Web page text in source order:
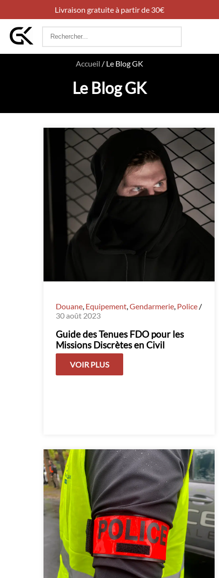
Livraison gratuite à partir de 30€
Rechercher
Accueil / Le Blog GK
Le Blog GK
Douane Equipement Gendarmerie Police /
30 août 2023
Guide des Tenues FDO pour les
Missions Discrètes en Civil
VOIR PLUS